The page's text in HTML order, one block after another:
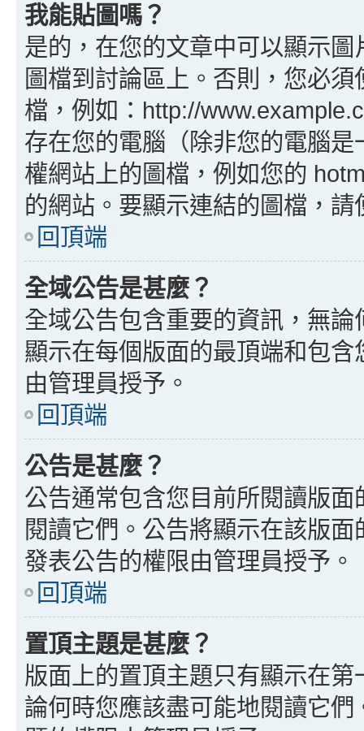
我能貼圖嗎？
是的，在您的文章中可以顯示
圖檔到討論區上。否則，您必
檔，例如：http://
存在您的電腦（除非您的電腦
權網站上的圖檔，例如您的
的網站。要顯示連結的圖檔，
回頂端
全域公告是甚麼？
全域公告包含重要的資訊，無
顯示在每個版面的最頂端和包
由管理員授予。
回頂端
公告是甚麼？
公告通常包含您目前所閱讀版
閱讀它們。公告將顯示在該版
發表公告的權限由管理員授予。
回頂端
置頂主題是甚麼？
版面上的置頂主題只有顯示在
論何時您應該盡可能地閱讀它